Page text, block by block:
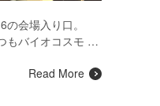
の会場入り口。
もバイオコスモ …
Read More